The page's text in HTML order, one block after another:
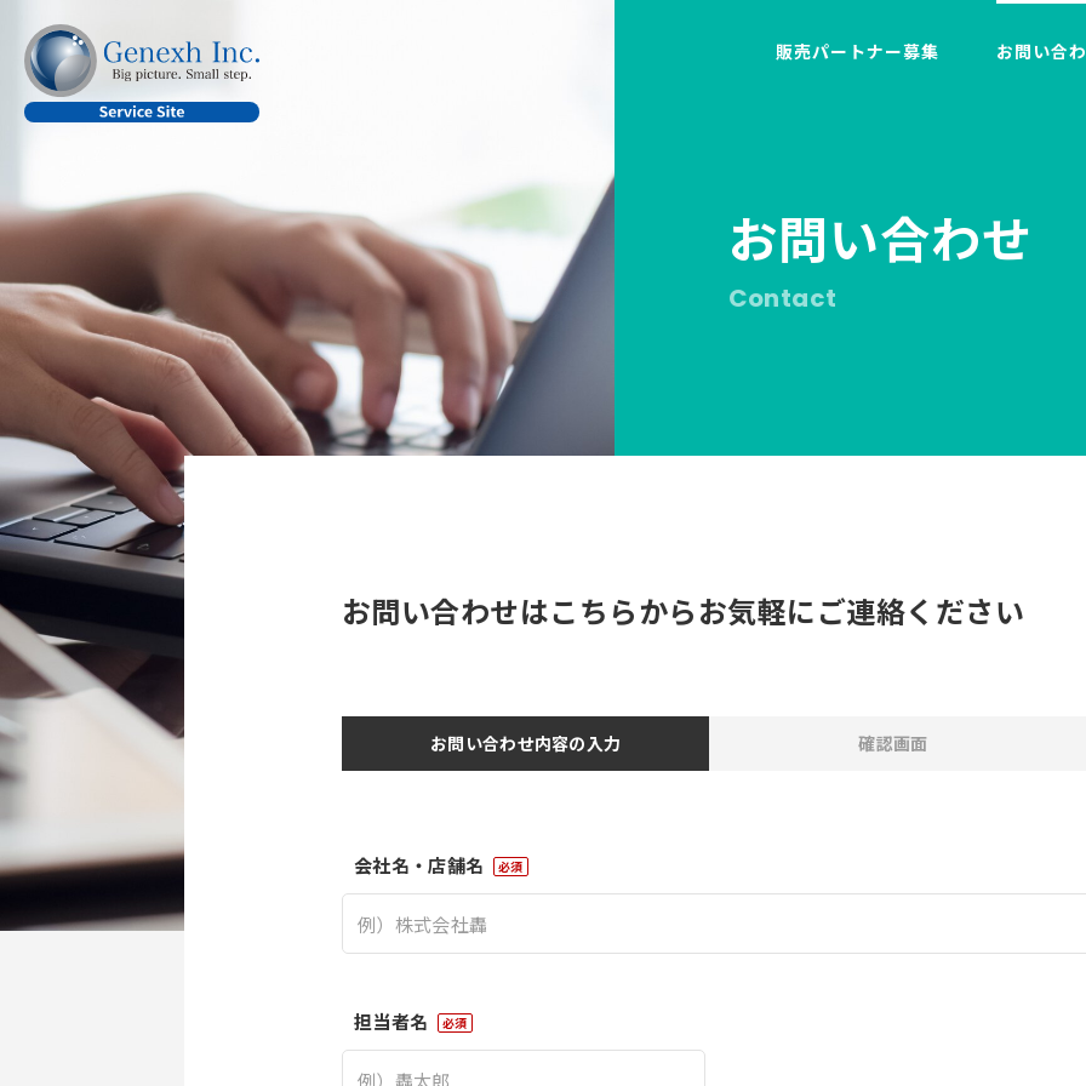
販売パートナー募集 お問い合
お問い合わせ
Contact
お問い合わせはこちらからお気軽にご連絡ください
お問い合わせ内容の入力 確認画面
会社名・店舗名 必須
担当者名 必須